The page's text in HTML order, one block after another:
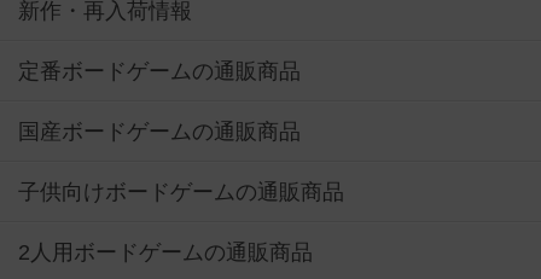
新作・再入荷情報
定番ボードゲームの通販商品
国産ボードゲームの通販商品
子供向けボードゲームの通販商品
2人用ボードゲームの通販商品